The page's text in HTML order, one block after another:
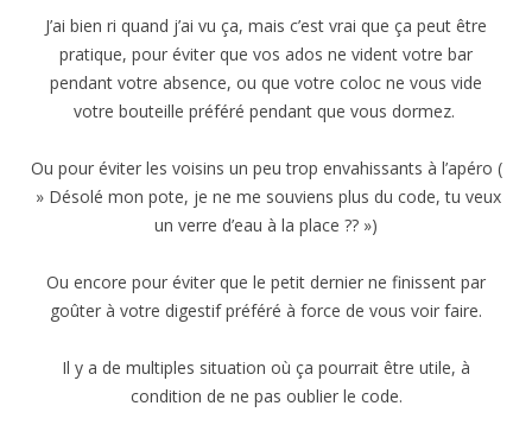
J’ai bien ri quand j’ai vu ça, mais c’est vrai que ça peut être
pratique, pour éviter que vos ados ne vident votre bar
pendant votre absence, ou que votre coloc ne vous vide
votre bouteille préféré pendant que vous dormez.
Ou pour éviter les voisins un peu trop envahissants à l’apéro (
» Désolé mon pote, je ne me souviens plus du code, tu veux
un verre d’eau à la place ?? »)
Ou encore pour éviter que le petit dernier ne finissent par
goûter à votre digestif préféré à force de vous voir faire.
Il y a de multiples situation où ça pourrait être utile, à
condition de ne pas oublier le code.